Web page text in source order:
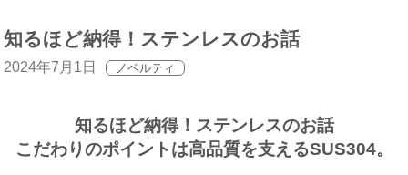
知るほど納得！ステンレスのお話
2024年7月1日 ノベルティ
知るほど納得！ステンレスのお話
こだわりのポイントは高品質を支えるSUS304。